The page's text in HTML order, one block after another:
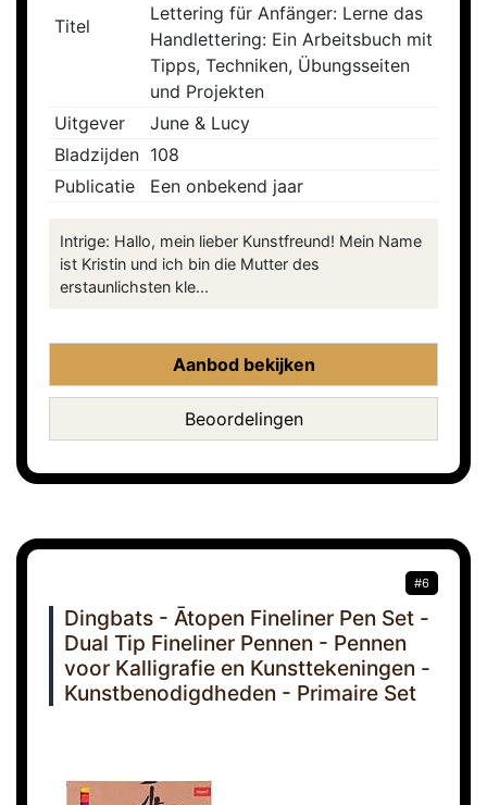
Titel
Lettering für Anfänger: Lerne das
Handlettering: Ein Arbeitsbuch mit
Tipps, Techniken, Übungsseiten
und Projekten
Uitgever
June & Lucy
Bladzijden 108
Publicatie
Een onbekend jaar
Intrige: Hallo, mein lieber Kunstfreund! Mein Name
ist Kristin und ich bin die Mutter des
erstaunlichsten kle...
Aanbod bekijken
Beoordelingen
#6
Dingbats - Ātopen Fineliner Pen Set -
Dual Tip Fineliner Pennen - Pennen
voor Kalligrafie en Kunsttekeningen -
Kunstbenodigdheden - Primaire Set